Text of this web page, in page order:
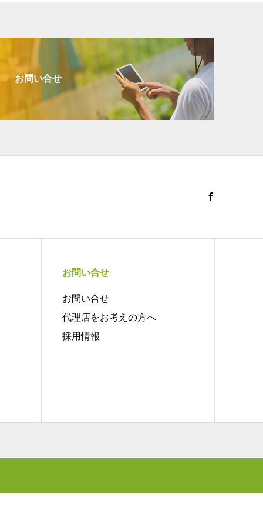
お問い合せ
お問い合せ
お問い合せ
代理店をお考えの方へ
採用情報